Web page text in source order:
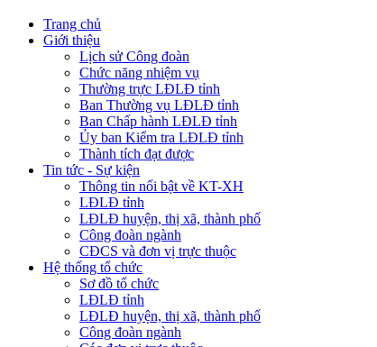
Trang chủ
Giới thiệu
Lịch sử Công đoàn
Chức năng nhiệm vụ
Thường trực LĐLĐ tỉnh
Ban Thường vụ LĐLĐ tỉnh
Ban Chấp hành LĐLĐ tỉnh
Ủy ban Kiểm tra LĐLĐ tỉnh
Thành tích đạt được
Tin tức - Sự kiện
Thông tin nổi bật về KT-XH
LĐLĐ tỉnh
LĐLĐ huyện, thị xã, thành phố
Công đoàn ngành
CĐCS và đơn vị trực thuộc
Hệ thống tổ chức
Sơ đồ tổ chức
LĐLĐ tỉnh
LĐLĐ huyện, thị xã, thành phố
Công đoàn ngành